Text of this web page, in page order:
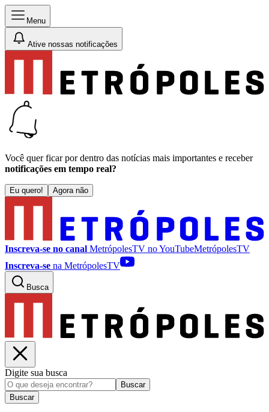
Menu
Ative nossas notificações
Você quer ficar por dentro das notícias mais importantes e receber
notificações em tempo real?
Eu quero! Agora não
Inscreva-se no canal MetrópolesTV noYouTubeMetrópolesTV
Inscreva-se na MetrópolesTV
Busca
Digite sua busca
Buscar
Buscar